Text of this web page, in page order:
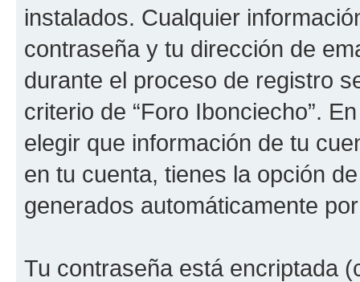
instalados. Cualquier
contraseña y tu dirección de
durante el proceso de registro
criterio de “Foro Ibonciecho”.
elegir que información de tu
en tu cuenta, tienes la opción
generados automáticamente
Tu contraseña está encriptada